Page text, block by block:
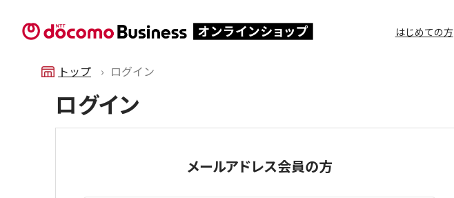
はじめての方
トップ ログイン
ログイン
メールアドレス会員の方